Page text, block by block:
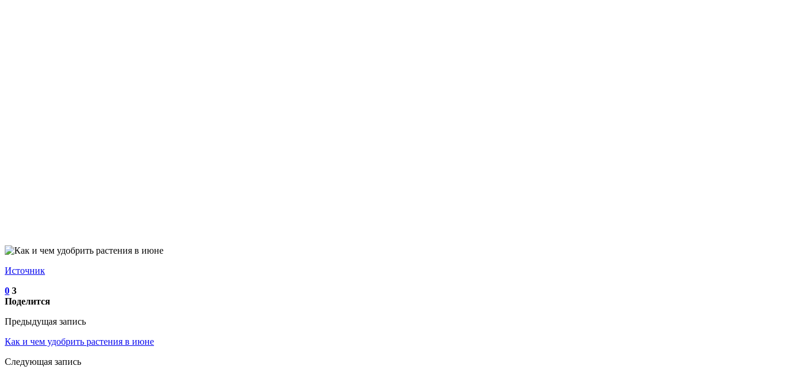
Источник
0 3
Поделится
Предыдущая запись
Как и чем удобрить растения в июне
Следующая запись